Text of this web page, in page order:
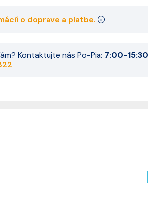
o doprave a platbe.
Kontaktujte nás Po-Pia: 7:00-15:30